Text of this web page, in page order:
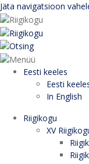
Jäta navigatsioon
Eesti keeles
Eesti
In English
Riigikogu
XV